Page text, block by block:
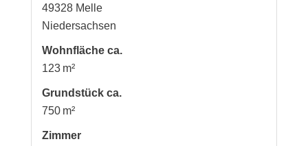
49328 Melle
Niedersachsen
Wohnfläche ca.
123 m²
Grund­stück ca.
750 m²
Zimmer